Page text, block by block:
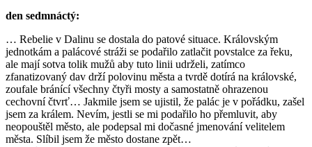
den sedmnáctý:
… Rebelie v Dalinu se dostala do patové situace. Královským
jednotkám a palácové stráži se podařilo zatlačit povstalce za řeku,
ale mají sotva tolik mužů aby tuto linii udrželi, zatímco
zfanatizovaný dav drží polovinu města a tvrdě dotírá na královské,
zoufale bránící všechny čtyři mosty a samostatně ohrazenou
cechovní čtvrť… Jakmile jsem se ujistil, že palác je v pořádku, zašel
jsem za králem. Nevím, jestli se mi podařilo ho přemluvit, aby
neopouštěl město, ale podepsal mi dočasné jmenování velitelem
města. Slíbil jsem že město dostane zpět…